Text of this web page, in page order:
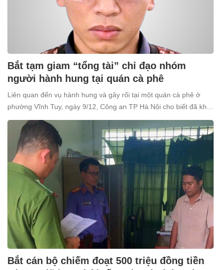
Bắt tạm giam “tổng tài” chỉ đạo nhóm
người hành hung tại quán cà phê
Liên quan đến vụ hành hung và gây rối tại một quán cà phê ở
phường Vĩnh Tuy, ngày 9/12, Công an TP Hà Nội cho biết đã khởi
tố và bắt tạm giam Nguyễn Văn Thiên (SN 1998, trú tại xã Ô
Diên, Hà Nội) để điều tra về tội “Gây rối trật tự công cộng”.
Bắt cán bộ chiếm đoạt 500 triệu đồng tiền